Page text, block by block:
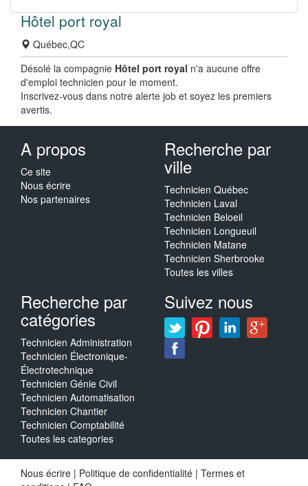
Hôtel port royal
Québec,QC
Désolé la compagnie Hôtel port royal n'a aucune offre
d'emploi technicien pour le moment.
Inscrivez-vous dans notre alerte job et soyez les premiers
avertis.
A propos
Ce site
Nous écrire
Nos partenaires
Recherche par
ville
Technicien Québec
Technicien Laval
Technicien Beloeil
Technicien Longueuil
Technicien Matane
Technicien Sherbrooke
Toutes les villes
Recherche par
catégories
Technicien Administration
Technicien Électronique-
Électrotechnique
Technicien Génie Civil
Technicien Automatisation
Technicien Chantier
Technicien Comptabilité
Toutes les categories
Suivez nous
Nous écrire | Politique de confidentialité | Termes et